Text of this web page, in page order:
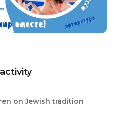
on Jewish tradition